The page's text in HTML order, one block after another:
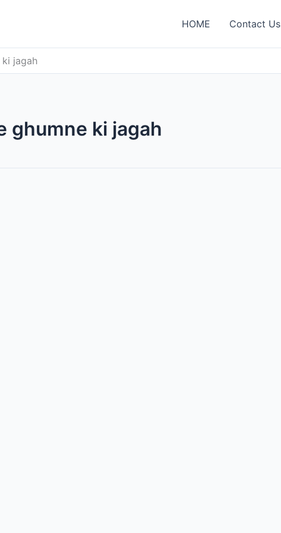
HOME Contact Us
ki jagah
ghumne ki jagah